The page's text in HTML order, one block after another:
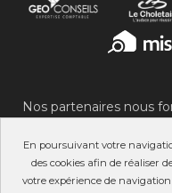
En poursuivant votre
des cookies afin de réaliser
votre expérience de
Nos partenaires nous